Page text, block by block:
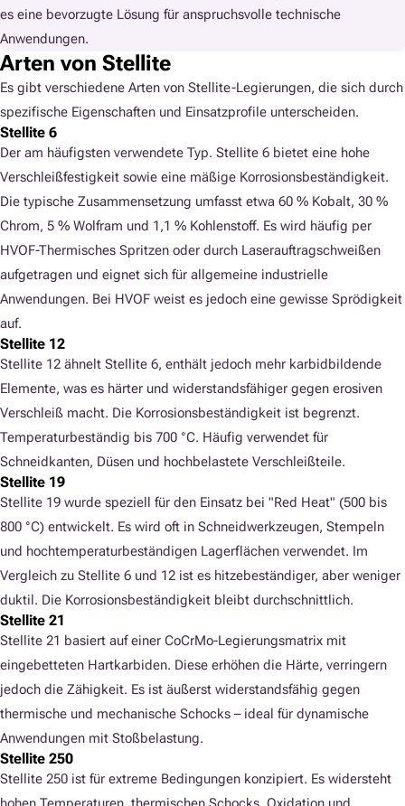
es eine bevorzugte Lösung für anspruchsvolle technische
Anwendungen.
Arten von Stellite
Es gibt verschiedene Arten von Stellite-Legierungen, die sich durch
spezifische Eigenschaften und Einsatzprofile unterscheiden.
Stellite 6
Der am häufigsten verwendete Typ. Stellite 6 bietet eine hohe
Verschleißfestigkeit sowie eine mäßige Korrosionsbeständigkeit.
Die typische Zusammensetzung umfasst etwa 60 % Kobalt, 30 %
Chrom, 5 % Wolfram und 1,1 % Kohlenstoff. Es wird häufig per
HVOF-Thermisches Spritzen oder durch Laserauftragschweißen
aufgetragen und eignet sich für allgemeine industrielle
Anwendungen. Bei HVOF weist es jedoch eine gewisse Sprödigkeit
auf.
Stellite 12
Stellite 12 ähnelt Stellite 6, enthält jedoch mehr karbidbildende
Elemente, was es härter und widerstandsfähiger gegen erosiven
Verschleiß macht. Die Korrosionsbeständigkeit ist begrenzt.
Temperaturbeständig bis 700 °C. Häufig verwendet für
Schneidkanten, Düsen und hochbelastete Verschleißteile.
Stellite 19
Stellite 19 wurde speziell für den Einsatz bei "Red Heat" (500 bis
800 °C) entwickelt. Es wird oft in Schneidwerkzeugen, Stempeln
und hochtemperaturbeständigen Lagerflächen verwendet. Im
Vergleich zu Stellite 6 und 12 ist es hitzebeständiger, aber weniger
duktil. Die Korrosionsbeständigkeit bleibt durchschnittlich.
Stellite 21
Stellite 21 basiert auf einer CoCrMo-Legierungsmatrix mit
eingebetteten Hartkarbiden. Diese erhöhen die Härte, verringern
jedoch die Zähigkeit. Es ist äußerst widerstandsfähig gegen
thermische und mechanische Schocks – ideal für dynamische
Anwendungen mit Stoßbelastung.
Stellite 250
Stellite 250 ist für extreme Bedingungen konzipiert. Es widersteht